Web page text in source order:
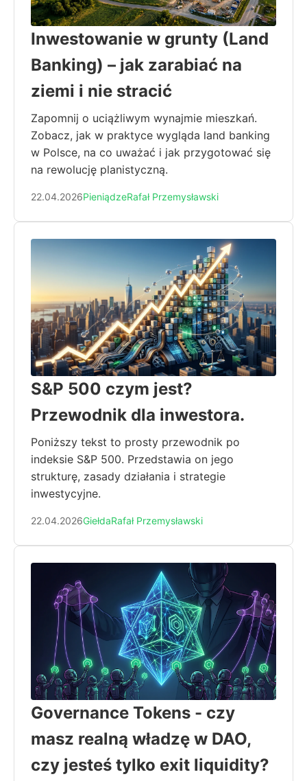
Inwestowanie w grunty (Land
Banking) – jak zarabiać na
ziemi i nie stracić
Zapomnij o uciążliwym wynajmie mieszkań.
Zobacz, jak w praktyce wygląda land banking
w Polsce, na co uważać i jak przygotować się
na rewolucję planistyczną.
22.04.2026PieniądzeRafał Przemysławski
S&P 500 czym jest?
Przewodnik dla inwestora.
Poniższy tekst to prosty przewodnik po
indeksie S&P 500. Przedstawia on jego
strukturę, zasady działania i strategie
inwestycyjne.
22.04.2026GiełdaRafał Przemysławski
Governance Tokens - czy
masz realną władzę w DAO,
czy jesteś tylko exit liquidity?